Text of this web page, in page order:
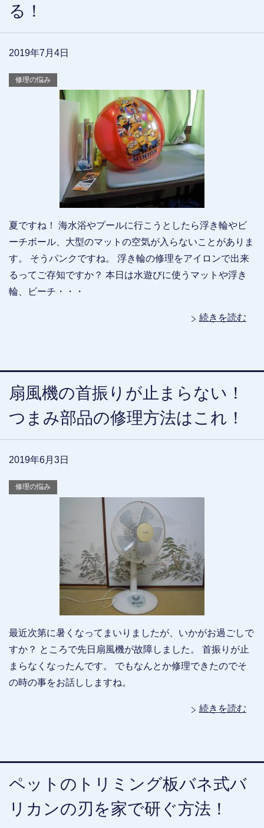
る！
2019年7月4日
修理の悩み
夏ですね！ 海水浴やプールに行こうとしたら浮き輪やビ
ーチボール、大型のマットの空気が入らないことがありま
す。 そうパンクですね。 浮き輪の修理をアイロンで出来
るってご存知ですか？ 本日は水遊びに使うマットや浮き
輪、ビーチ・・・
続きを読む
扇風機の首振りが止まらない！
つまみ部品の修理方法はこれ！
2019年6月3日
修理の悩み
最近次第に暑くなってまいりましたが、いかがお過ごしで
すか？ ところで先日扇風機が故障しました。 首振りが止
まらなくなったんです。 でもなんとか修理できたのでそ
の時の事をお話ししますね。
続きを読む
ペットのトリミング板バネ式バ
リカンの刃を家で研ぐ方法！